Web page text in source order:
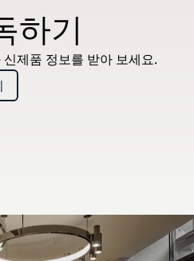
하기
제품 정보를 받아 보세요.